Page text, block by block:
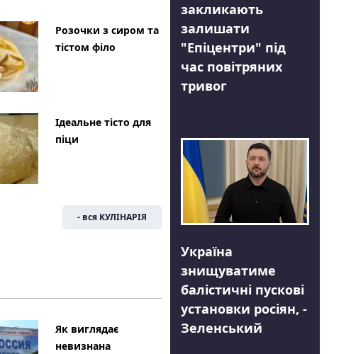
Розочки з сиром та
тістом філо
Ідеальне тісто для
піци
- вся КУЛІНАРІЯ
Як виглядає
невизнана
закликають
залишати
"Епіцентри" під
час повітряних
тривог
Україна
знищуватиме
балістичні пускові
установки росіян, -
Зеленський